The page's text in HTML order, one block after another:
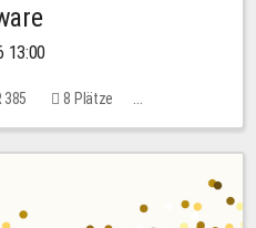
13:00
385
8 Plätze